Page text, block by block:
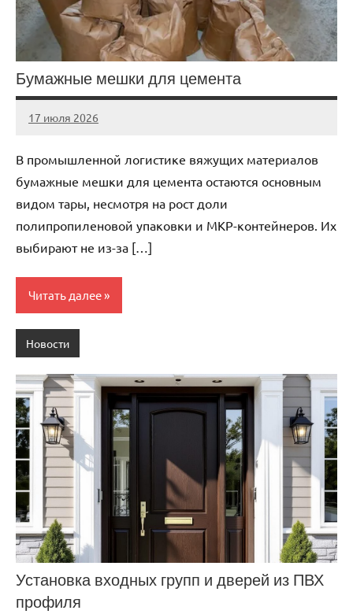
Бумажные мешки для цемента
17 июля 2026
Avtor
Нет
В промышленной логистике вяжущих материалов
бумажные мешки для цемента остаются основным
видом тары, несмотря на рост доли
полипропиленовой упаковки и МКР-контейнеров. Их
выбирают не из-за […]
Читать далее
Новости
Установка входных групп и дверей из ПВХ
профиля